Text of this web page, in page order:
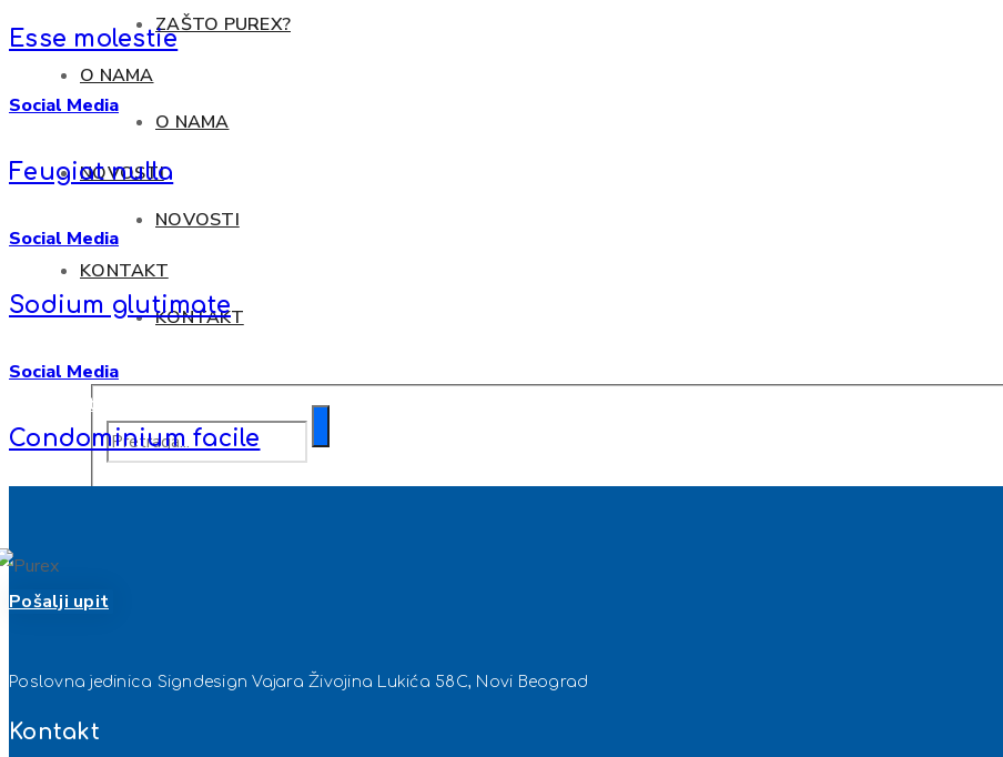
O NAMA
NOVOSTI
KONTAKT
Poslati upit
ZAŠTO PUREX?
O NAMA
NOVOSTI
KONTAKT
Esse molestie
Social Media
Feugiat nulla
Social Media
Sodium glutimate
Social Media
Condominium facile
Pošalji upit
Poslovna jedinica Signdesign Vajara Živojina Lukića 58C, Novi Beograd
Kontakt